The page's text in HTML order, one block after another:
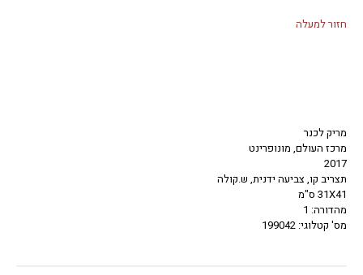
חזור למעלה
מריק לכנר
מרכז העולם, מונופרינט
2017
תצריב קו, צביעה ידנית, ש.קולה
31X41 ס"מ
מהדורה: 1
מס' קטלוגי: 199042